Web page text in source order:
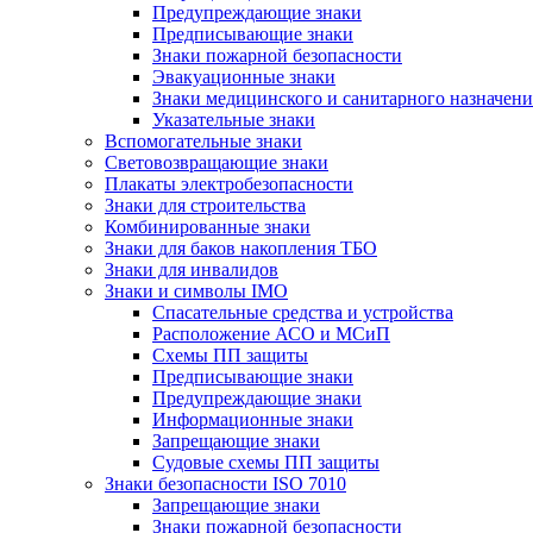
Предупреждающие знаки
Предписывающие знаки
Знаки пожарной безопасности
Эвакуационные знаки
Знаки медицинского и санитарного
Указательные знаки
Вспомогательные знаки
Световозвращающие знаки
Плакаты электробезопасности
Знаки для строительства
Комбинированные знаки
Знаки для баков накопления ТБО
Знаки для инвалидов
Знаки и символы IMO
Спасательные средства и устройства
Расположение АСО и МСиП
Схемы ПП защиты
Предписывающие знаки
Предупреждающие знаки
Информационные знаки
Запрещающие знаки
Судовые схемы ПП защиты
Знаки безопасности ISO 7010
Запрещающие знаки
Знаки пожарной безопасности